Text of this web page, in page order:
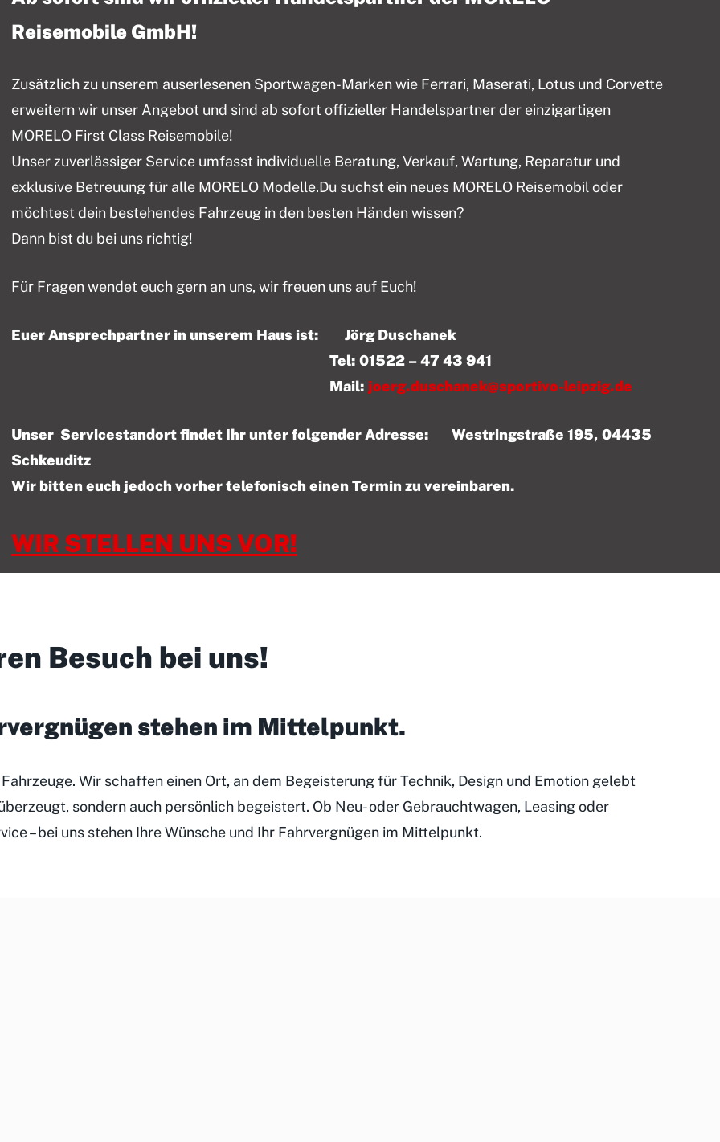
Reisemobile GmbH!
Zusätzlich zu unserem auserlesenen Sportwagen-Marken wie Ferrari, Maserati, Lotus und Corvette
erweitern wir unser Angebot und sind ab sofort offizieller Handelspartner der einzigartigen
MORELO First Class Reisemobile!
Unser zuverlässiger Service umfasst individuelle Beratung, Verkauf, Wartung, Reparatur und
exklusive Betreuung für alle MORELO Modelle.Du suchst ein neues MORELO Reisemobil oder
möchtest dein bestehendes Fahrzeug in den besten Händen wissen?
Dann bist du bei uns richtig!
Für Fragen wendet euch gern an uns, wir freuen uns auf Euch!
Euer Ansprechpartner in unserem Haus ist: Jörg Duschanek
Tel: 01522 – 47 43 941
Mail: joerg.duschanek@sportivo-leipzig.de
Unser Servicestandort findet Ihr unter folgender Adresse: Westringstraße 195, 04435
Schkeuditz
Wir bitten euch jedoch vorher telefonisch einen Termin zu vereinbaren.
WIR STELLEN UNS VOR!
Besuch bei uns!
stehen im Mittelpunkt.
Wir schaffen einen Ort, an dem Begeisterung für Technik, Design und Emotion gelebt
sondern auch persönlich begeistert. Ob Neu- oder Gebrauchtwagen, Leasing oder
– bei uns stehen Ihre Wünsche und Ihr Fahrvergnügen im Mittelpunkt.